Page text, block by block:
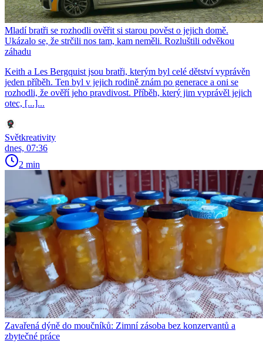
Mladí bratři se rozhodli ověřit si starou pověst o jejich domě.
Ukázalo se, že strčili nos tam, kam neměli. Rozluštili odvěkou
záhadu
Keith a Les Bergquist jsou bratři, kterým byl celé dětství vyprávěn
jeden příběh. Ten byl v jejich rodině znám po generace a oni se
rozhodli, že ověří jeho pravdivost. Příběh, který jim vyprávěl jejich
otec, [...]...
Světkreativity
dnes, 07:36
2 min
Zavařená dýně do moučníků: Zimní zásoba bez konzervantů a
zbytečné práce